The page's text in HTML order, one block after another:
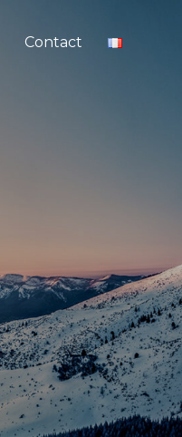
Contact